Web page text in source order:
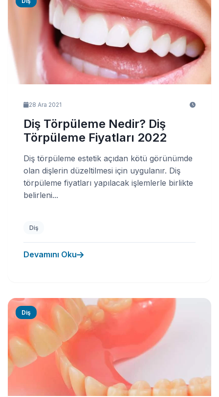
28 Ara 2021
Diş Törpüleme Nedir? Diş
Törpüleme Fiyatları 2022
Diş törpüleme estetik açıdan kötü görünümde
olan dişlerin düzeltilmesi için uygulanır. Diş
törpüleme fiyatları yapılacak işlemlerle birlikte
belirleni...
Diş
Devamını Oku
Diş